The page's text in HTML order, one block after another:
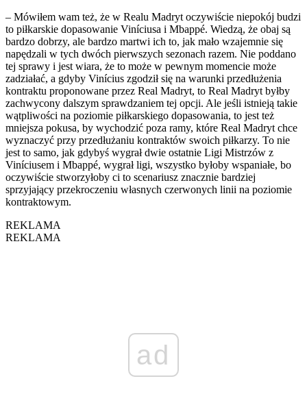
– Mówiłem wam też, że w Realu Madryt oczywiście niepokój budzi
to piłkarskie dopasowanie Viníciusa i Mbappé. Wiedzą, że obaj są
bardzo dobrzy, ale bardzo martwi ich to, jak mało wzajemnie się
napędzali w tych dwóch pierwszych sezonach razem. Nie poddano
tej sprawy i jest wiara, że to może w pewnym momencie może
zadziałać, a gdyby Vinícius zgodził się na warunki przedłużenia
kontraktu proponowane przez Real Madryt, to Real Madryt byłby
zachwycony dalszym sprawdzaniem tej opcji. Ale jeśli istnieją takie
wątpliwości na poziomie piłkarskiego dopasowania, to jest też
mniejsza pokusa, by wychodzić poza ramy, które Real Madryt chce
wyznaczyć przy przedłużaniu kontraktów swoich piłkarzy. To nie
jest to samo, jak gdybyś wygrał dwie ostatnie Ligi Mistrzów z
Viníciusem i Mbappé, wygrał ligi, wszystko byłoby wspaniałe, bo
oczywiście stworzyłoby ci to scenariusz znacznie bardziej
sprzyjający przekroczeniu własnych czerwonych linii na poziomie
kontraktowym.
REKLAMA
REKLAMA
ad